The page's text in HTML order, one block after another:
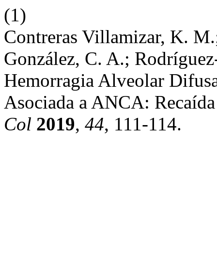
(1)
Contreras Villamizar, K.
González, C. A.;
Hemorragia Alveolar
Asociada a ANCA:
Col 2019, 44, 111-114.